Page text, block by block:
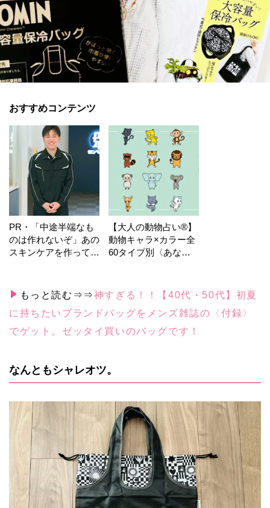
おすすめコンテンツ
PR・「中途半端なも
のは作れないぞ」あの
スキンケアを作ってい
【大人の動物占い®】
動物キャラ×カラー全
60タイプ別〈あなた
もっと読む⇒⇒神すぎる！！【40代・50代】初夏
に持ちたいブランドバッグをメンズ雑誌の〈付録〉
でゲット。ゼッタイ買いのバッグです！
なんともシャレオツ。